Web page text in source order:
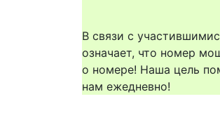
В связи с
означает, что номер
о номере! Наша цель
нам ежедневно!